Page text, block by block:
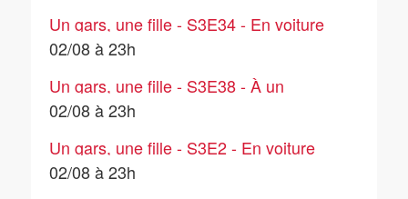
Un gars, une fille - S3E34 - En voiture
(5)
02/08 à 23h
Un gars, une fille - S3E38 - À un
tournoi de tennis
02/08 à 23h
Un gars, une fille - S3E2 - En voiture
(4)
02/08 à 23h